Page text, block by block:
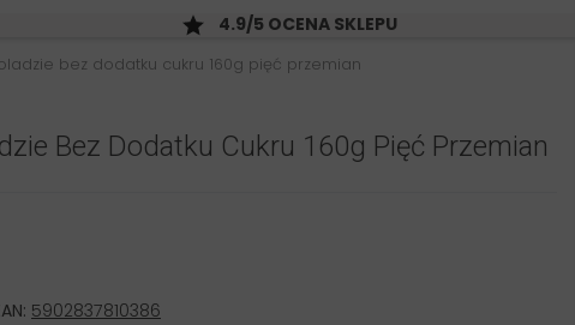
4.9/5 OCENA SKLEPU
bez dodatku cukru 160g pięć przemian
Bez Dodatku Cukru 160g Pięć Przemian
5902837810386